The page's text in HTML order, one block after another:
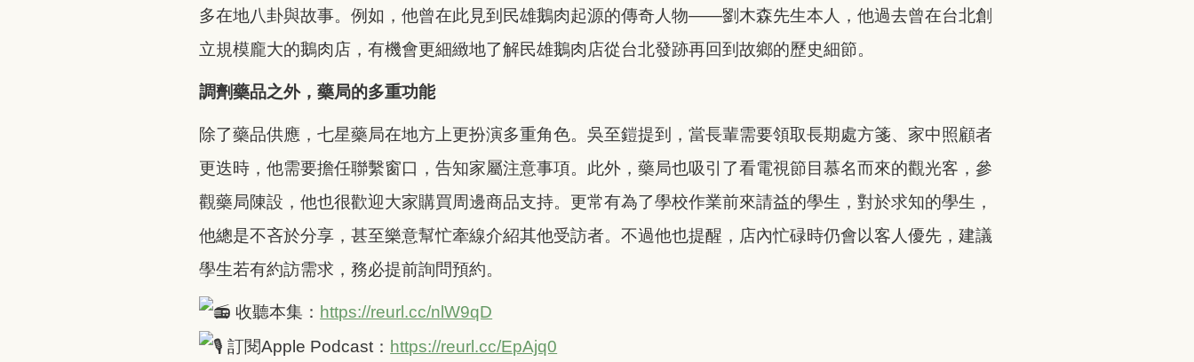
多在地八卦與故事。例如，他曾在此見到民雄鵝肉起源的傳奇人物——劉木森先生本人，他過去曾在台北創
立規模龐大的鵝肉店，有機會更細緻地了解民雄鵝肉店從台北發跡再回到故鄉的歷史細節。
調劑藥品之外，藥局的多重功能
除了藥品供應，七星藥局在地方上更扮演多重角色。吳至鎧提到，當長輩需要領取長期處方箋、家中照顧者
更迭時，他需要擔任聯繫窗口，告知家屬注意事項。此外，藥局也吸引了看電視節目慕名而來的觀光客，參
觀藥局陳設，他也很歡迎大家購買周邊商品支持。更常有為了學校作業前來請益的學生，對於求知的學生，
他總是不吝於分享，甚至樂意幫忙牽線介紹其他受訪者。不過他也提醒，店內忙碌時仍會以客人優先，建議
學生若有約訪需求，務必提前詢問預約。
收聽本集： https://reurl.cc/nlW9qD
訂閱Apple Podcast： https://reurl.cc/EpAjq0